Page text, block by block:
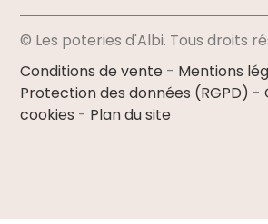
© Les poteries d'Albi. Tous droits
Conditions de vente - Mentions
Protection des données (RGPD) -
cookies - Plan du site